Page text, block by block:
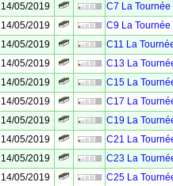
14/05/2019
C7 La
14/05/2019
C9 La
14/05/2019
C11 La
14/05/2019
C13 La
14/05/2019
C15 La
14/05/2019
C17 La
14/05/2019
C19 La
14/05/2019
C21 La
14/05/2019
C23 La
14/05/2019
C25 La